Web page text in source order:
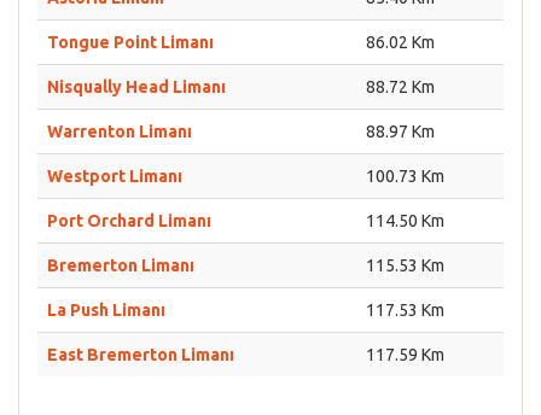
Tongue Point Limanı 86.02 Km
Nisqually Head Limanı 88.72 Km
Warrenton Limanı 88.97 Km
Westport Limanı 100.73 Km
Port Orchard Limanı 114.50 Km
Bremerton Limanı 115.53 Km
La Push Limanı 117.53 Km
East Bremerton Limanı 117.59 Km